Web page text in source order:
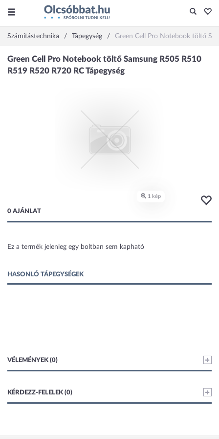
Számítástechnika Tápegység Green Cell Pro Notebook töltő
0 AJÁNLAT
Ez a termék jelenleg egy boltban sem kapható
HASONLÓ TÁPEGYSÉGEK
VÉLEMÉNYEK (0)
KÉRDEZZ-FELELEK (0)